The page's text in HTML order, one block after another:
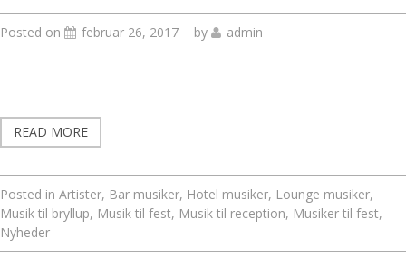
Posted on februar 26, 2017 by admin
READ MORE
Posted in Artister, Bar musiker, Hotel musiker, Lounge musiker,
Musik til bryllup, Musik til fest, Musik til reception, Musiker til fest,
Nyheder